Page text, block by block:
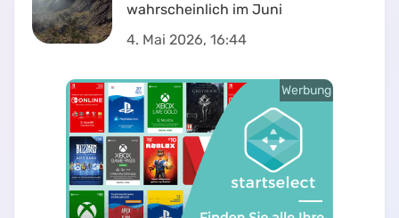
wahrscheinlich im Juni
4. Mai 2026, 16:44
Werbung